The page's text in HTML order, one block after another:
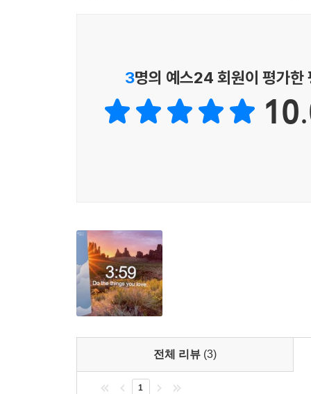
소통이 이루어집니다. 예수님의 탄생과 세례에
비추어 봐야 비로소 제대로 이해할 수 있습니다.
했습니다. 예를 들어, 창세기 2:8을 보면, “여호와
데이소스로 번역되었습니다. 따라서 파라다이스
--- pp.194-195
따라서 네페쉬(혹은 생명/영혼)는 하나님의 호흡
은 분명합니다. 사람이나 동물이나 모두 네페쉬
분명하게 드러납니다. 인간은 하나님의 형상
않은 이 책을 통해 성경에서 하늘나라에 대해 다
여러 신적 존재들을 다루고, 하나님을 대적하
단지 죽음 이후의 시간과 연관된 것이 아니라 철
대한 기본적인 풀이를 제공하면서 본서는 독자
의미를 갖는지 차근히 보여주는 본서는 하늘나라
있다.
- 김근주 (기독연구원 느헤미야 연구위원)
것보다 훨씬 큰 간격이 드러난다. 대중적 하늘나
땅임을 설득력 있게 밝힌다. 후자는 얼마나 구
3명의 예스24 회원이 평가한
전체 리뷰 (3)
1